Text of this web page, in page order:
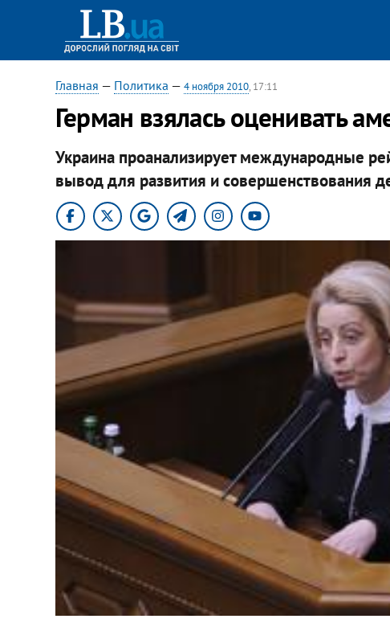
Главная — Политика — 4 ноября 2010, 17:11
Герман взялась оценивать
Украина проанализирует международные
вывод для развития и совершенствования